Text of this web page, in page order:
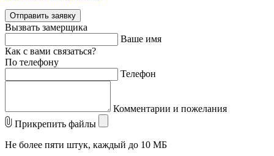
Отправить заявку
Вызвать замерщика
Ваше имя
Как с вами связаться?
По телефону
Телефон
Комментарии и пожелания
Прикрепить файлы
Не более пяти штук, каждый до 10 МБ